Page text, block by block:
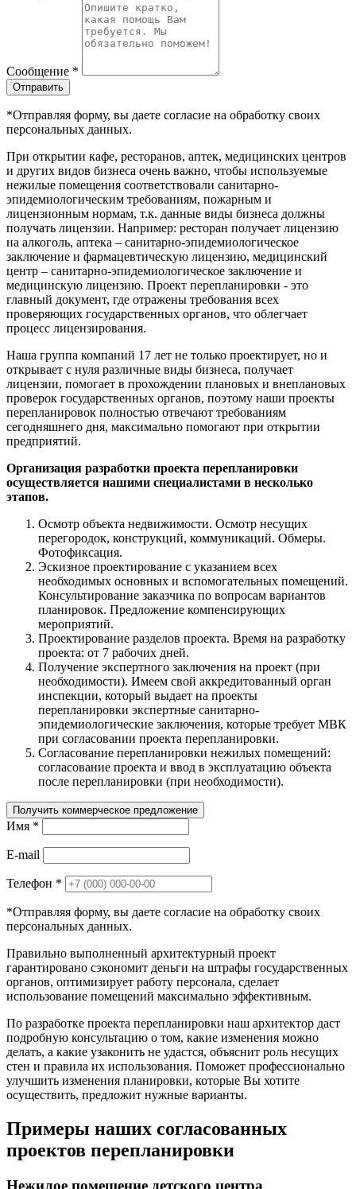
Сообщение *
*Отправляя форму, вы даете согласие на обработку своих
персональных данных.
При открытии кафе, ресторанов, аптек, медицинских центров
и других видов бизнеса очень важно, чтобы используемые
нежилые помещения соответствовали санитарно-
эпидемиологическим требованиям, пожарным и
лицензионным нормам, т.к. данные виды бизнеса должны
получать лицензии. Например: ресторан получает лицензию
на алкоголь, аптека – санитарно-эпидемиологическое
заключение и фармацевтическую лицензию, медицинский
центр – санитарно-эпидемиологическое заключение и
медицинскую лицензию. Проект перепланировки - это
главный документ, где отражены требования всех
проверяющих государственных органов, что облегчает
процесс лицензирования.
Наша группа компаний 17 лет не только проектирует, но и
открывает с нуля различные виды бизнеса, получает
лицензии, помогает в прохождении плановых и внеплановых
проверок государственных органов, поэтому наши проекты
перепланировок полностью отвечают требованиям
сегодняшнего дня, максимально помогают при открытии
предприятий.
Организация разработки проекта перепланировки
осуществляется нашими специалистами в несколько
этапов.
Осмотр объекта недвижимости. Осмотр несущих
перегородок, конструкций, коммуникаций. Обмеры.
Фотофиксация.
Эскизное проектирование с указанием всех
необходимых основных и вспомогательных помещений.
Консультирование заказчика по вопросам вариантов
планировок. Предложение компенсирующих
мероприятий.
Проектирование разделов проекта. Время на разработку
проекта: от 7 рабочих дней.
Получение экспертного заключения на проект (при
необходимости). Имеем свой аккредитованный орган
инспекции, который выдает на проекты
перепланировки экспертные санитарно-
эпидемиологические заключения, которые требует МВК
при согласовании проекта перепланировки.
Согласование перепланировки нежилых помещений:
согласование проекта и ввод в эксплуатацию объекта
после перепланировки (при необходимости).
Имя *
E-mail
Телефон *
*Отправляя форму, вы даете согласие на обработку своих
персональных данных.
Правильно выполненный архитектурный проект
гарантировано сэкономит деньги на штрафы государственных
органов, оптимизирует работу персонала, сделает
использование помещений максимально эффективным.
По разработке проекта перепланировки наш архитектор даст
подробную консультацию о том, какие изменения можно
делать, а какие узаконить не удастся, объяснит роль несущих
стен и правила их использования. Поможет профессионально
улучшить изменения планировки, которые Вы хотите
осуществить, предложит нужные варианты.
Примеры наших согласованных
проектов перепланировки
Нежилое помещение детского центра